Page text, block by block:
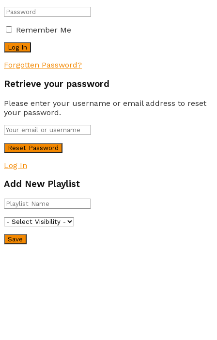
Remember Me
Forgotten Password?
Retrieve your password
Please enter your username or email address to reset
your password.
Log In
Add New Playlist